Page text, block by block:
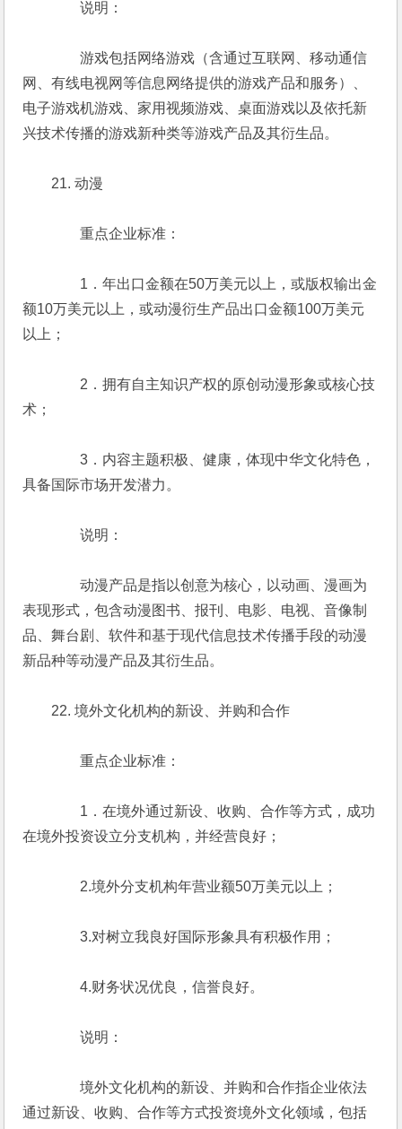
说明：
游戏包括网络游戏（含通过互联网、移动通信
网、有线电视网等信息网络提供的游戏产品和服务）、
电子游戏机游戏、家用视频游戏、桌面游戏以及依托新
兴技术传播的游戏新种类等游戏产品及其衍生品。
21. 动漫
重点企业标准：
1．年出口金额在50万美元以上，或版权输出金
额10万美元以上，或动漫衍生产品出口金额100万美元
以上；
2．拥有自主知识产权的原创动漫形象或核心技
术；
3．内容主题积极、健康，体现中华文化特色，
具备国际市场开发潜力。
说明：
动漫产品是指以创意为核心，以动画、漫画为
表现形式，包含动漫图书、报刊、电影、电视、音像制
品、舞台剧、软件和基于现代信息技术传播手段的动漫
新品种等动漫产品及其衍生品。
22. 境外文化机构的新设、并购和合作
重点企业标准：
1．在境外通过新设、收购、合作等方式，成功
在境外投资设立分支机构，并经营良好；
2.境外分支机构年营业额50万美元以上；
3.对树立我良好国际形象具有积极作用；
4.财务状况优良，信誉良好。
说明：
境外文化机构的新设、并购和合作指企业依法
通过新设、收购、合作等方式投资境外文化领域，包括